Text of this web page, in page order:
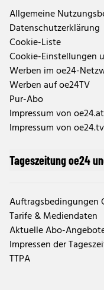
Allgemeine
Datenschutzerklärung
Cookie-Liste
Cookie-Einstellungen
Werben im oe24-
Werben auf oe24TV
Pur-Abo
Impressum von oe24.at
Impressum von oe24.tv
Tageszeitung oe24
Auftragsbedingungen
Tarife & Mediendaten
Aktuelle Abo-
Impressen der
TTPA